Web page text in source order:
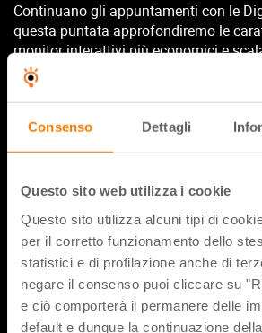
Consenso Dettagli
Questo sito web utilizza i cookie
Questo sito utilizza alcuni tipi di
per il corretto funzionamento dello
statistici e di profilazione anche di
negare il consenso puoi cliccare su
e ciò comporterà il permanere delle
default e dunque la continuazione
Continuano gli appuntamenti con le
questa puntata approfondiremo le
monitor interattivi più economici e
progetti. Un approfondimento
collegamento con la classe di
dal vivo come utilizza
CampusTouch per fare lezione.
personalizzate puoi sempre contattarci
addirittura visitare il nostro InnovaLab:
– 800 244 994
Condividi flix